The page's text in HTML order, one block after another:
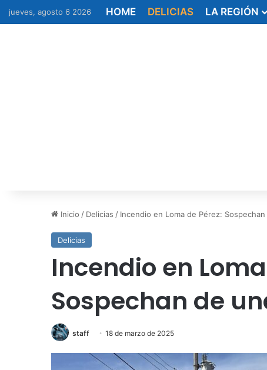
jueves, agosto 6 2026 HOME DELICIAS LA REGIÓN
Inicio / Delicias / Incendio en Loma de Pérez:
Delicias
Incendio en
Sospechan de
staff 18 de marzo de 2025